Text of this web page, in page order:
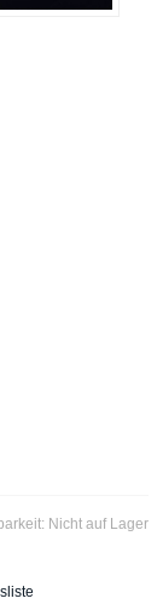
Nicht auf Lager